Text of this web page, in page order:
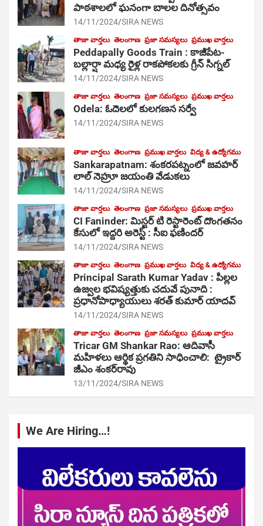
పాఠ‌శాల‌లో ఘనంగా బాలల దినోత్సవం
14/11/2024 SIRA NEWS
తాజా వార్తలు తెలంగాణ ప్రజా సమస్యలు ప్రముఖ వార్తలు
Peddapally Goods Train : కాజీపేట-
బల్లార్షా మధ్య రైళ్ల రాకపోకలకు గ్రీన్ సిగ్నల్
14/11/2024 SIRA NEWS
తాజా వార్తలు తెలంగాణ ప్రజా సమస్యలు ప్రముఖ వార్తలు
Odela: ఓదెలలో కులగణన సర్వే
14/11/2024 SIRA NEWS
తాజా వార్తలు తెలంగాణ ప్రముఖ వార్తలు విద్య & ఉద్యోగము
Sankarapatnam: శంకరపట్నంలో జవహర్
లాల్ నెహ్రూ జయంతి వేడుకలు
14/11/2024 SIRA NEWS
తాజా వార్తలు తెలంగాణ ప్రజా సమస్యలు ప్రముఖ వార్తలు
CI Faninder: మిస్టర్ టి రెస్టారెంట్ దొంగతనం
కేసులో ఇద్దరి అరెస్ట్ : సీఐ ఫణిందర్
14/11/2024 SIRA NEWS
తాజా వార్తలు తెలంగాణ ప్రముఖ వార్తలు విద్య & ఉద్యోగము
Principal Sarath Kumar Yadav : పిల్లల
ఉజ్వల భవిష్యత్తుకు చదువే పునాది :
ప్రధానోపాధ్యాయులు శరత్ కుమార్ యాదవ్
14/11/2024 SIRA NEWS
తాజా వార్తలు తెలంగాణ ప్రజా సమస్యలు ప్రముఖ వార్తలు
Tricar GM Shankar Rao: ఆదివాసీ
మహిళలు ఆర్థిక ప్రగతిని సాధించాలి: ట్రైకార్
జీఎం శంకర్‌రావు
13/11/2024 SIRA NEWS
We Are Hiring…!